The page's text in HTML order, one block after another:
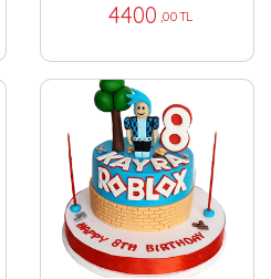
4400 ,00 TL